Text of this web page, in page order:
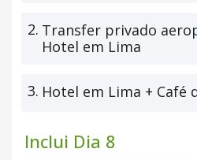
2. Transfer privado
Hotel em Lima
3. Hotel em Lima + Café
Inclui Dia 8